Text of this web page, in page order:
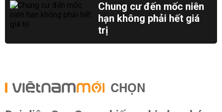
Chung cư đến mốc niên
hạn không phải hết giá
trị
CHỌN